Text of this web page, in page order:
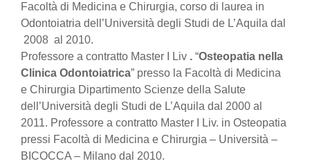
Facoltà di Medicina e Chirurgia, corso di laurea in
Odontoiatria dell’Università degli Studi de L’Aquila dal
2008 al 2010.
Professore a contratto Master I Liv . “Osteopatia nella
Clinica Odontoiatrica” presso la Facoltà di Medicina
e Chirurgia Dipartimento Scienze della Salute
dell’Università degli Studi de L’Aquila dal 2000 al
2011. Professore a contratto Master I Liv. in Osteopatia
pressi Facoltà di Medicina e Chirurgia – Università –
BICOCCA – Milano dal 2010.